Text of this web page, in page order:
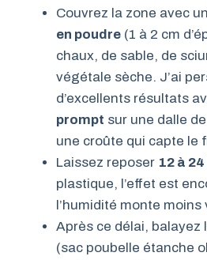
Couvrez la zone avec
en poudre (1 à 2 cm
chaux, de sable, de
végétale sèche. J’ai
d’excellents résultats
prompt sur une dalle
une croûte qui capte le
Laissez reposer 12 à
plastique, l’effet est
l’humidité monte moins
Après ce délai, balayez
(sac poubelle étanche